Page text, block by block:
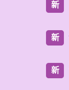
新
新
新